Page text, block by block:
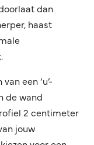
dan
haast
een ‘u’-
de wand
2 centimeter
jouw